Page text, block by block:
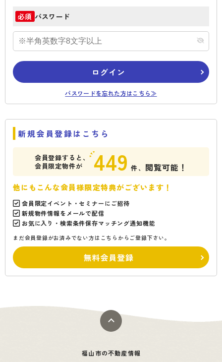
必須 パスワード
ログイン
パスワードを忘れた方はこちら≫
新規会員登録はこちら
会員登録すると、
会員限定物件が
449 件、 閲覧可能！
他にもこんな会員様限定特典がございます！
会員限定イベント・セミナーにご招待
新規物件情報をメールで配信
お気に入り・検索条件保存マッチング通知機能
まだ会員登録がお済みでない方はこちらからご登録下さい。
無料会員登録
福山市の不動産情報